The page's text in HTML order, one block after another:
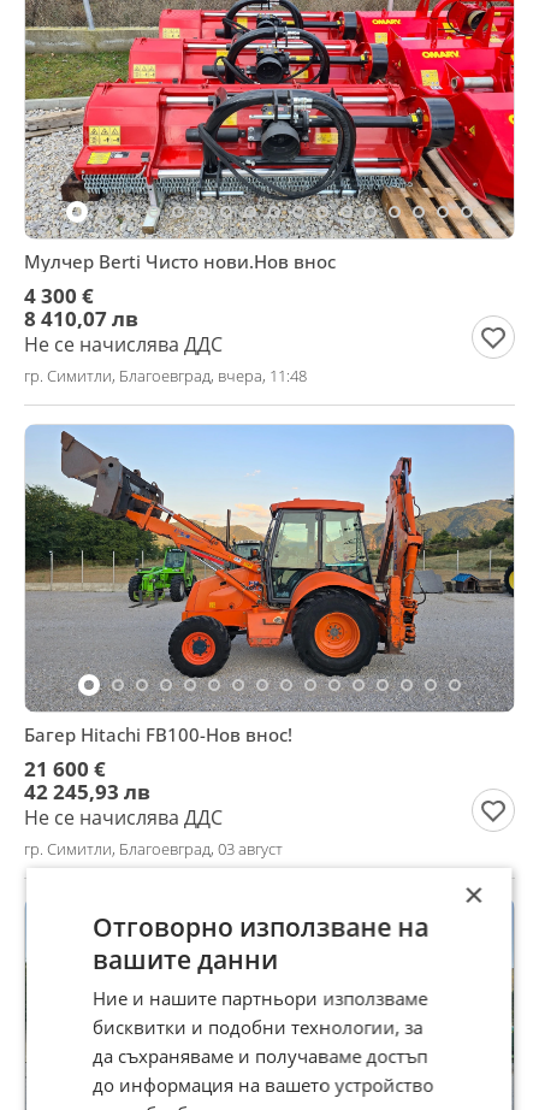
Мулчер Berti Чисто нови.Нов внос
4 300 €
8 410,07 лв
Не се начислява ДДС
гр. Симитли, Благоевград, вчера, 11:48
Багер Hitachi FB100-Нов внос!
21 600 €
42 245,93 лв
Не се начислява ДДС
гр. Симитли, Благоевград, 03 август
×
Отговорно използване на
вашите данни
Ние и нашите партньори използваме
бисквитки и подобни технологии, за
да съхраняваме и получаваме достъп
до информация на вашето устройство